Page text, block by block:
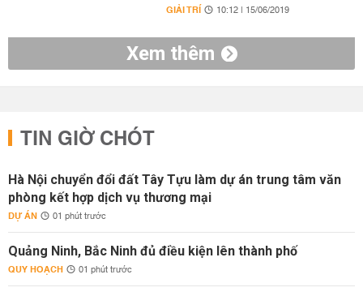
GIẢI TRÍ 10:12 | 15/06/2019
Xem thêm
TIN GIỜ CHÓT
Hà Nội chuyển đổi đất Tây Tựu làm dự án trung tâm văn
phòng kết hợp dịch vụ thương mại
DỰ ÁN 01 phút trước
Quảng Ninh, Bắc Ninh đủ điều kiện lên thành phố
QUY HOẠCH 01 phút trước